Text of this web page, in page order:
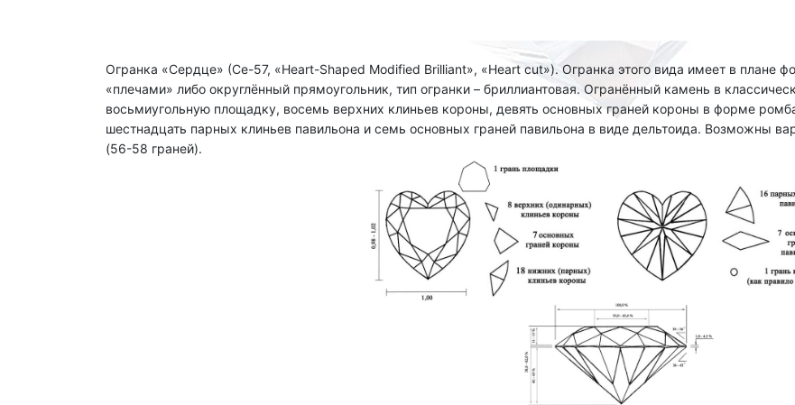
Огранка «Сердце» (Се-57, «Heart-Shaped Modified Brilliant», «Heart cut»). Огранка этого вида имеет в плане
«плечами» либо округлённый прямоугольник, тип огранки – бриллиантовая. Огранённый камень в
восьмиугольную площадку, восемь верхних клиньев короны, девять основных граней короны в форме
шестнадцать парных клиньев павильона и семь основных граней павильона в виде дельтоида. Возможны
(56-58 граней).